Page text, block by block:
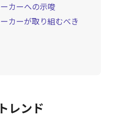
カーへの示唆
カーが取り組むべき
レンド